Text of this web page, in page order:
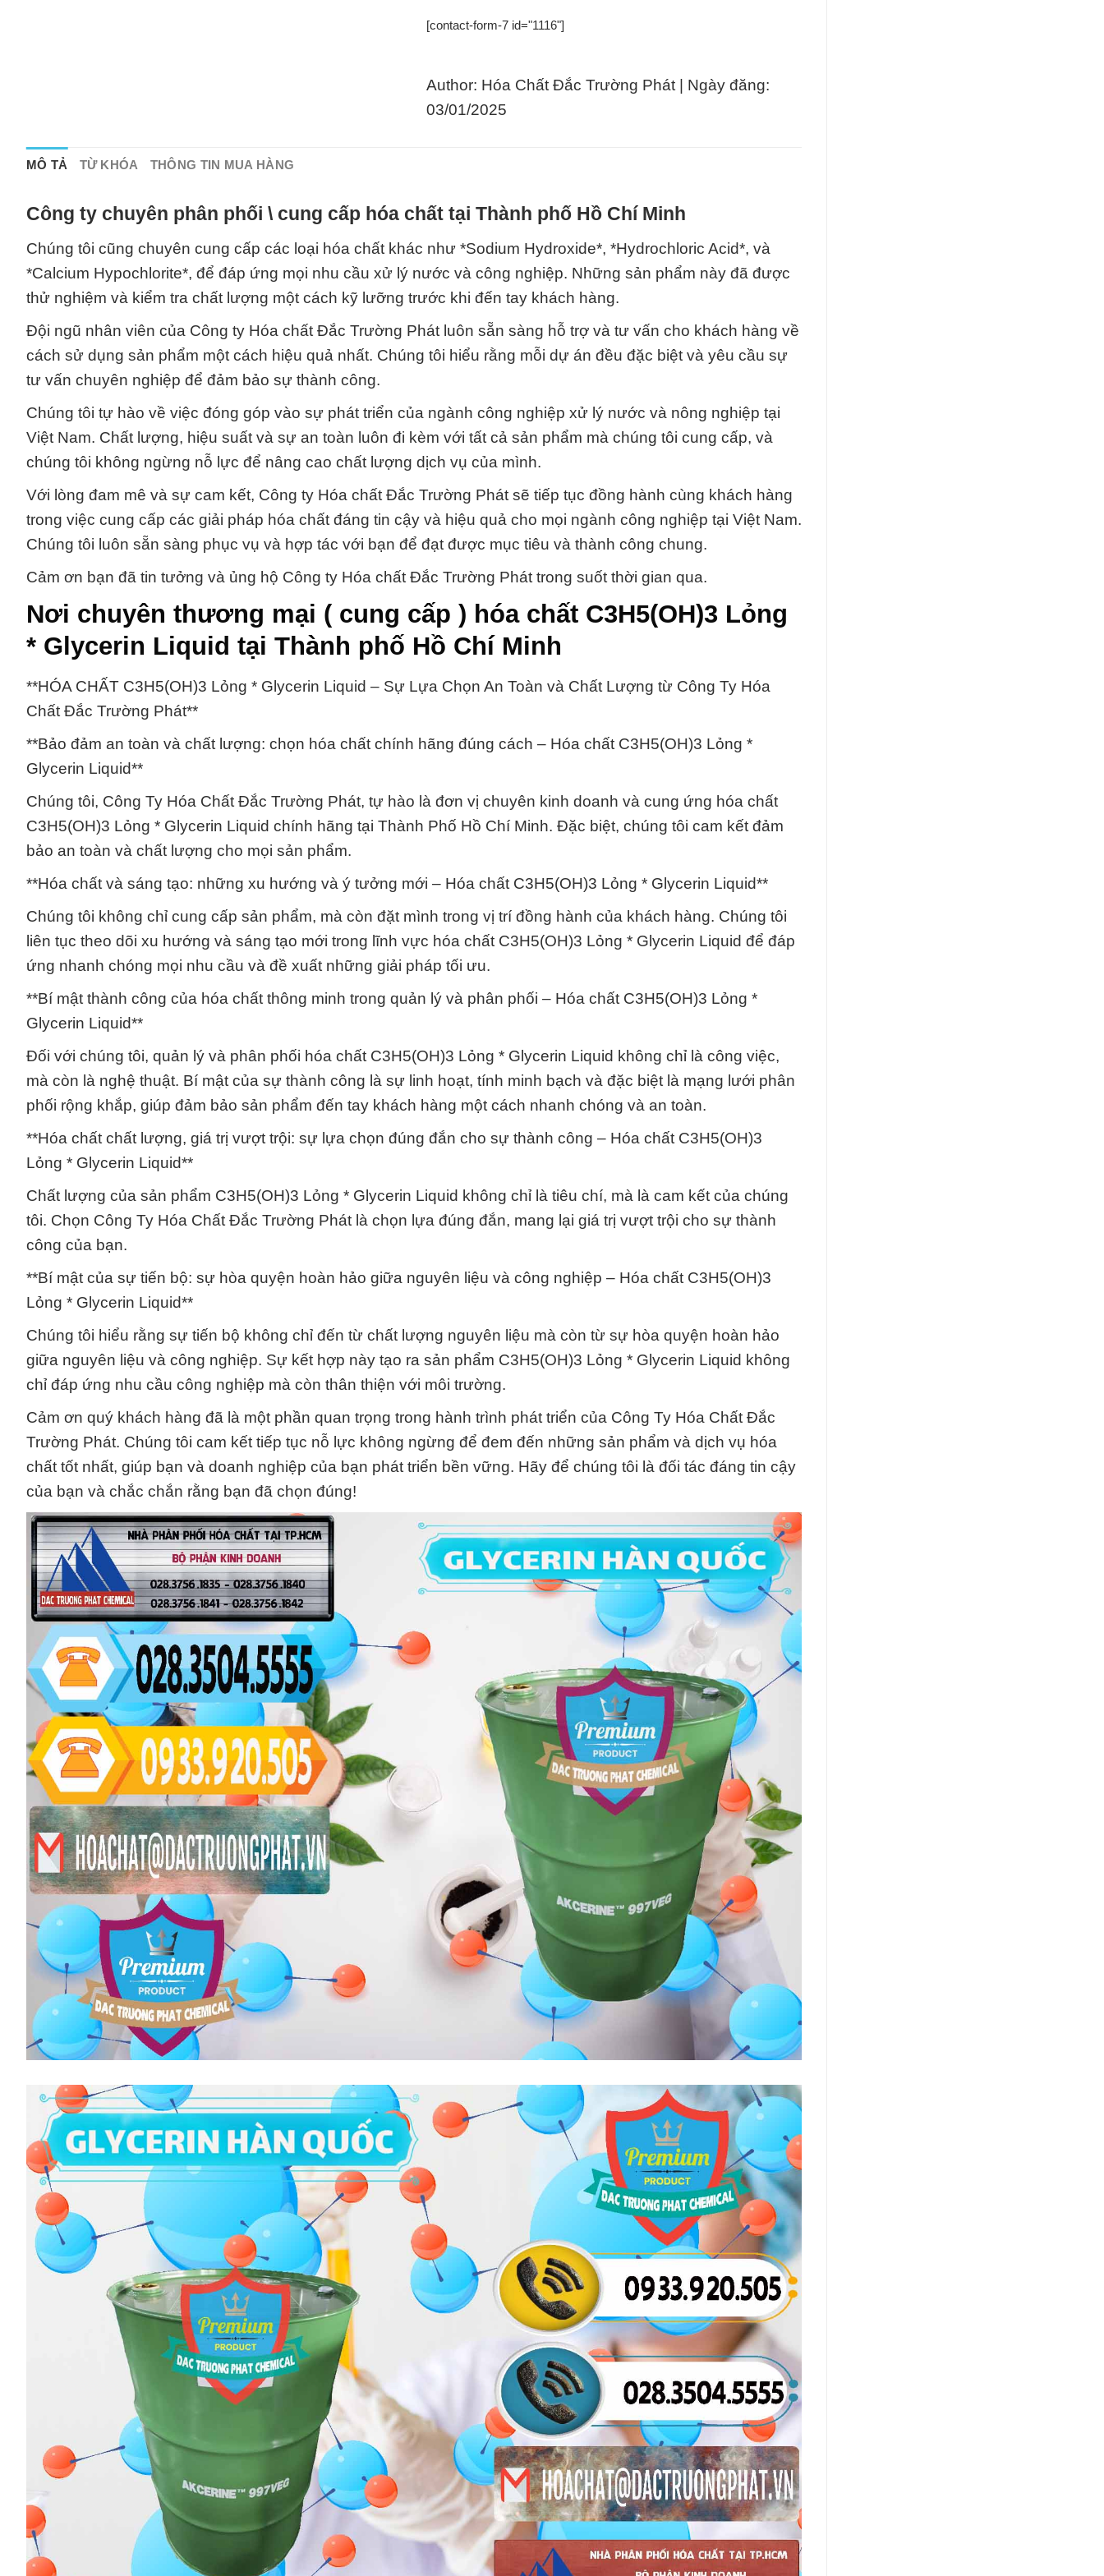
[contact-form-7 id="1116"]
Author: Hóa Chất Đắc Trường Phát | Ngày đăng:
03/01/2025
MÔ TẢ TỪ KHÓA THÔNG TIN MUA HÀNG
Công ty chuyên phân phối \ cung cấp hóa chất tại Thành phố Hồ Chí Minh
Chúng tôi cũng chuyên cung cấp các loại hóa chất khác như *Sodium Hydroxide*, *Hydrochloric Acid*, và
*Calcium Hypochlorite*, để đáp ứng mọi nhu cầu xử lý nước và công nghiệp. Những sản phẩm này đã được
thử nghiệm và kiểm tra chất lượng một cách kỹ lưỡng trước khi đến tay khách hàng.
Đội ngũ nhân viên của Công ty Hóa chất Đắc Trường Phát luôn sẵn sàng hỗ trợ và tư vấn cho khách hàng về
cách sử dụng sản phẩm một cách hiệu quả nhất. Chúng tôi hiểu rằng mỗi dự án đều đặc biệt và yêu cầu sự
tư vấn chuyên nghiệp để đảm bảo sự thành công.
Chúng tôi tự hào về việc đóng góp vào sự phát triển của ngành công nghiệp xử lý nước và nông nghiệp tại
Việt Nam. Chất lượng, hiệu suất và sự an toàn luôn đi kèm với tất cả sản phẩm mà chúng tôi cung cấp, và
chúng tôi không ngừng nỗ lực để nâng cao chất lượng dịch vụ của mình.
Với lòng đam mê và sự cam kết, Công ty Hóa chất Đắc Trường Phát sẽ tiếp tục đồng hành cùng khách hàng
trong việc cung cấp các giải pháp hóa chất đáng tin cậy và hiệu quả cho mọi ngành công nghiệp tại Việt Nam.
Chúng tôi luôn sẵn sàng phục vụ và hợp tác với bạn để đạt được mục tiêu và thành công chung.
Cảm ơn bạn đã tin tưởng và ủng hộ Công ty Hóa chất Đắc Trường Phát trong suốt thời gian qua.
Nơi chuyên thương mại ( cung cấp ) hóa chất C3H5(OH)3 Lỏng
* Glycerin Liquid tại Thành phố Hồ Chí Minh
**HÓA CHẤT C3H5(OH)3 Lỏng * Glycerin Liquid – Sự Lựa Chọn An Toàn và Chất Lượng từ Công Ty Hóa
Chất Đắc Trường Phát**
**Bảo đảm an toàn và chất lượng: chọn hóa chất chính hãng đúng cách – Hóa chất C3H5(OH)3 Lỏng *
Glycerin Liquid**
Chúng tôi, Công Ty Hóa Chất Đắc Trường Phát, tự hào là đơn vị chuyên kinh doanh và cung ứng hóa chất
C3H5(OH)3 Lỏng * Glycerin Liquid chính hãng tại Thành Phố Hồ Chí Minh. Đặc biệt, chúng tôi cam kết đảm
bảo an toàn và chất lượng cho mọi sản phẩm.
**Hóa chất và sáng tạo: những xu hướng và ý tưởng mới – Hóa chất C3H5(OH)3 Lỏng * Glycerin Liquid**
Chúng tôi không chỉ cung cấp sản phẩm, mà còn đặt mình trong vị trí đồng hành của khách hàng. Chúng tôi
liên tục theo dõi xu hướng và sáng tạo mới trong lĩnh vực hóa chất C3H5(OH)3 Lỏng * Glycerin Liquid để đáp
ứng nhanh chóng mọi nhu cầu và đề xuất những giải pháp tối ưu.
**Bí mật thành công của hóa chất thông minh trong quản lý và phân phối – Hóa chất C3H5(OH)3 Lỏng *
Glycerin Liquid**
Đối với chúng tôi, quản lý và phân phối hóa chất C3H5(OH)3 Lỏng * Glycerin Liquid không chỉ là công việc,
mà còn là nghệ thuật. Bí mật của sự thành công là sự linh hoạt, tính minh bạch và đặc biệt là mạng lưới phân
phối rộng khắp, giúp đảm bảo sản phẩm đến tay khách hàng một cách nhanh chóng và an toàn.
**Hóa chất chất lượng, giá trị vượt trội: sự lựa chọn đúng đắn cho sự thành công – Hóa chất C3H5(OH)3
Lỏng * Glycerin Liquid**
Chất lượng của sản phẩm C3H5(OH)3 Lỏng * Glycerin Liquid không chỉ là tiêu chí, mà là cam kết của chúng
tôi. Chọn Công Ty Hóa Chất Đắc Trường Phát là chọn lựa đúng đắn, mang lại giá trị vượt trội cho sự thành
công của bạn.
**Bí mật của sự tiến bộ: sự hòa quyện hoàn hảo giữa nguyên liệu và công nghiệp – Hóa chất C3H5(OH)3
Lỏng * Glycerin Liquid**
Chúng tôi hiểu rằng sự tiến bộ không chỉ đến từ chất lượng nguyên liệu mà còn từ sự hòa quyện hoàn hảo
giữa nguyên liệu và công nghiệp. Sự kết hợp này tạo ra sản phẩm C3H5(OH)3 Lỏng * Glycerin Liquid không
chỉ đáp ứng nhu cầu công nghiệp mà còn thân thiện với môi trường.
Cảm ơn quý khách hàng đã là một phần quan trọng trong hành trình phát triển của Công Ty Hóa Chất Đắc
Trường Phát. Chúng tôi cam kết tiếp tục nỗ lực không ngừng để đem đến những sản phẩm và dịch vụ hóa
chất tốt nhất, giúp bạn và doanh nghiệp của bạn phát triển bền vững. Hãy để chúng tôi là đối tác đáng tin cậy
của bạn và chắc chắn rằng bạn đã chọn đúng!